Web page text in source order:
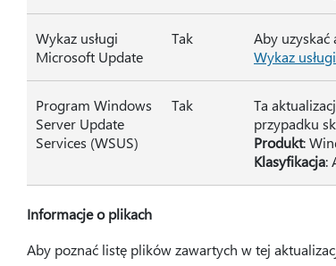
Wykaz usługi
Microsoft Update
Tak
Aby
Wykaz
Program Windows
Server Update
Services (WSUS)
Tak
Ta
przypadku
Produkt:
Klasyfikacja:
Informacje o plikach
Aby poznać listę plików zawartych w tej